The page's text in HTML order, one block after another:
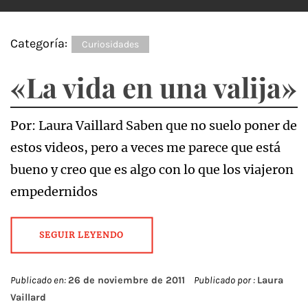
Categoría: Curiosidades
«La vida en una valija»
Por: Laura Vaillard Saben que no suelo poner de
estos videos, pero a veces me parece que está
bueno y creo que es algo con lo que los viajeron
empedernidos
SEGUIR LEYENDO
Publicado en:26 de noviembre de 2011 Publicado por : Laura
Vaillard